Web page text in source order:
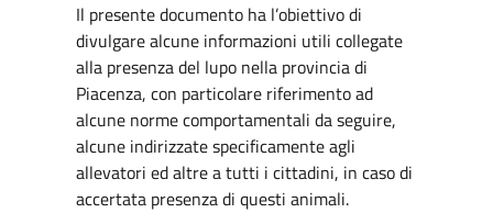
Il presente documento ha l’obiettivo di
divulgare alcune informazioni utili collegate
alla presenza del lupo nella provincia di
Piacenza, con particolare riferimento ad
alcune norme comportamentali da seguire,
alcune indirizzatespecificamente agli
allevatori ed altre a tutti i cittadini, in caso di
accertata presenza di questi animali.